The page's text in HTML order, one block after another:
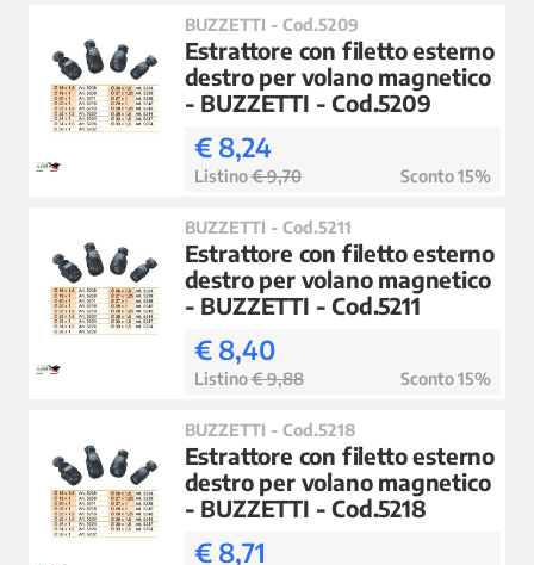
BUZZETTI - Cod.5209
Estrattore con filetto esterno
destro per volano magnetico
- BUZZETTI - Cod.5209
€ 8,24
Listino€ 9,70 Sconto 15%
BUZZETTI - Cod.5211
Estrattore con filetto esterno
destro per volano magnetico
- BUZZETTI - Cod.5211
€ 8,40
Listino€ 9,88 Sconto 15%
BUZZETTI - Cod.5218
Estrattore con filetto esterno
destro per volano magnetico
- BUZZETTI - Cod.5218
€ 8,71